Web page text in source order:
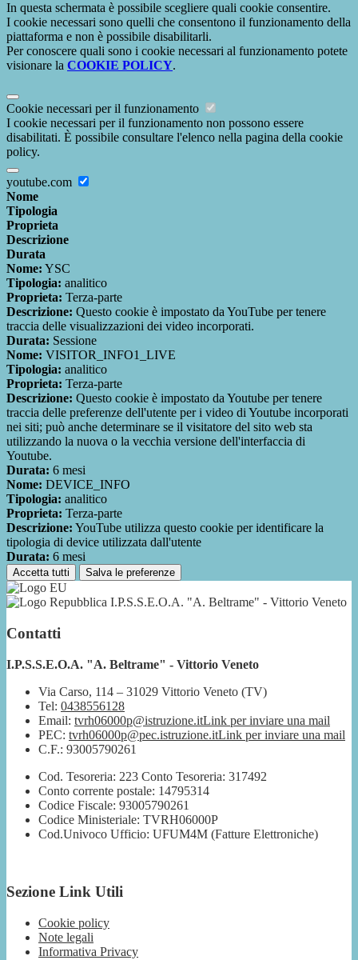
In questa schermata è possibile scegliere quali cookie consentire.
I cookie necessari sono quelli che consentono il funzionamento della
piattaforma e non è possibile disabilitarli.
Per conoscere quali sono i cookie necessari al funzionamento potete
visionare la COOKIE POLICY.
Cookie necessari per il funzionamento
I cookie necessari per il funzionamento non possono essere
disabilitati. È possibile consultare l'elenco nella pagina della cookie
policy.
youtube.com
Nome
Tipologia
Proprieta
Descrizione
Durata
Nome: YSC
Tipologia: analitico
Proprieta: Terza-parte
Descrizione: Questo cookie è impostato da YouTube per tenere
traccia delle visualizzazioni dei video incorporati.
Durata: Sessione
Nome: VISITOR_INFO1_LIVE
Tipologia: analitico
Proprieta: Terza-parte
Descrizione: Questo cookie è impostato da Youtube per tenere
traccia delle preferenze dell'utente per i video di Youtube incorporati
nei siti; può anche determinare se il visitatore del sito web sta
utilizzando la nuova o la vecchia versione dell'interfaccia di
Youtube.
Durata: 6 mesi
Nome: DEVICE_INFO
Tipologia: analitico
Proprieta: Terza-parte
Descrizione: YouTube utilizza questo cookie per identificare la
tipologia di device utilizzata dall'utente
Durata: 6 mesi
Accetta tutti Salva le preferenze
I.P.S.S.E.O.A. "A. Beltrame" - Vittorio Veneto
Contatti
I.P.S.S.E.O.A. "A. Beltrame" - Vittorio Veneto
Via Carso, 114 – 31029 Vittorio Veneto (TV)
Tel: 0438556128
Email: tvrh06000p@istruzione.itLink per inviare una mail
PEC: tvrh06000p@pec.istruzione.itLink per inviare una mail
C.F.: 93005790261
Cod. Tesoreria: 223 Conto Tesoreria: 317492
Conto corrente postale: 14795314
Codice Fiscale: 93005790261
Codice Ministeriale: TVRH06000P
Cod.Univoco Ufficio: UFUM4M (Fatture Elettroniche)
Sezione Link Utili
Cookie policy
Note legali
Informativa Privacy